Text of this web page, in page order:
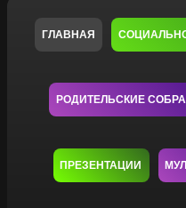
ГЛАВНАЯ
РОДИТЕЛЬСКИЕ
ПРЕЗЕНТАЦИИ